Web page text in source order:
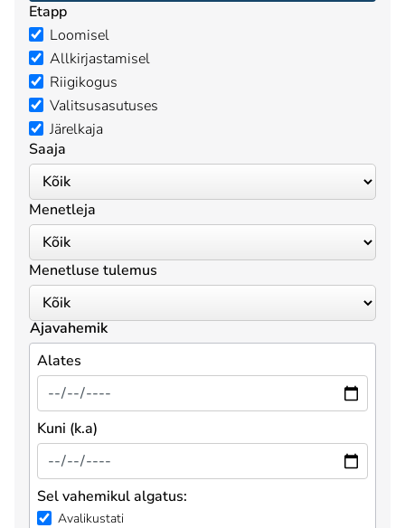
Etapp
Loomisel
Allkirjastamisel
Riigikogus
Valitsusasutuses
Järelkaja
Saaja
Menetleja
Menetluse tulemus
Ajavahemik
Alates
Kuni (k.a)
Sel vahemikul algatus:
Avalikustati